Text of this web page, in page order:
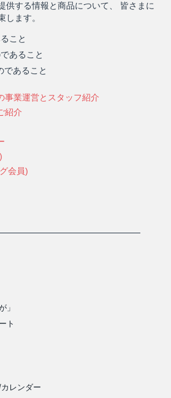
供する情報と商品について、 皆さまに
します。
こと
あること
であること
事業運営とスタッフ紹介
紹介
会員)
」
ト
レンダー